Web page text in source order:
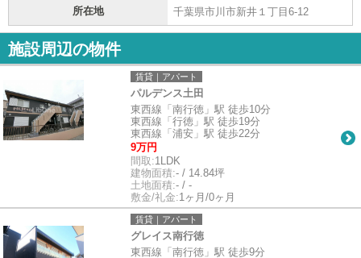
所在地 千葉県市川市新井１丁目6-12
施設周辺の物件
賃貸｜アパート
パルデンス土田
東西線「南行徳」駅 徒歩10分
東西線「行徳」駅 徒歩19分
東西線「浦安」駅 徒歩22分
9万円
間取:1LDK
建物面積:- / 14.84坪
土地面積:- / -
敷金/礼金:1ヶ月/0ヶ月
賃貸｜アパート
グレイス南行徳
東西線「南行徳」駅 徒歩9分